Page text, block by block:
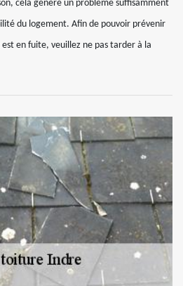
cela génère un problème suffisamment
du logement. Afin de pouvoir prévenir
en fuite, veuillez ne pas tarder à la